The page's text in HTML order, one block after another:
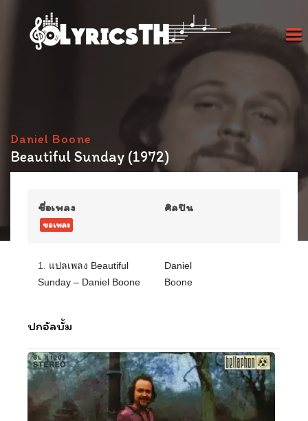
Daniel Boone
Beautiful Sunday (1972)
ชื่อเพลง
ขอเพลง
ศิลปิน
1. แปลเพลง Beautiful
Sunday – Daniel Boone
Daniel
Boone
ปกอัลบั้ม